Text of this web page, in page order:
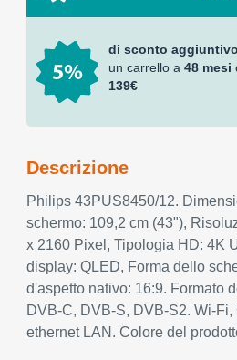
di sconto aggiuntivo
un carrello a 48 mesi
139€
Descrizione
Philips 43PUS8450/12.
schermo: 109,2 cm (43"),
x 2160 Pixel, Tipologia HD: 4K
display: QLED, Forma dello
d'aspetto nativo: 16:9. Formato
DVB-C, DVB-S, DVB-S2. Wi-
ethernet LAN. Colore del